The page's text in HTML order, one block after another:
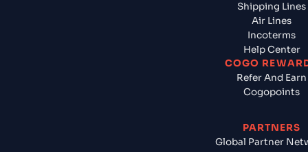
Shipping Lines
Air Lines
Incoterms
Help Center
COGO
Refer And Earn
Cogopoints
PARTNERS
Global Partner